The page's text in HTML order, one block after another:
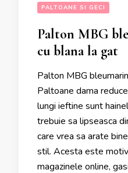
PALTOANE SI GECI
Palton MBG
cu blana la gat
Palton MBG
Paltoane dama
lungi ieftine sunt
trebuie sa lipseasca
care vrea sa arate
stil. Acesta este
magazinele online,